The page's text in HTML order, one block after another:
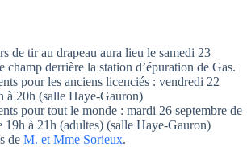
de tir au drapeau aura lieu le samedi 23
champ derrière la station d’épuration de Gas.
pour les anciens licenciés : vendredi 22
à 20h (salle Haye-Gauron)
pour tout le monde : mardi 26 septembre de
19h à 21h (adultes) (salle Haye-Gauron)
de M. et Mme Sorieux.